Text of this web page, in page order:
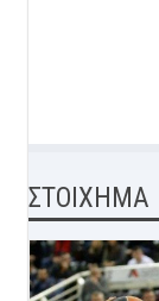
ΣΤΟΙΧΗΜΑ